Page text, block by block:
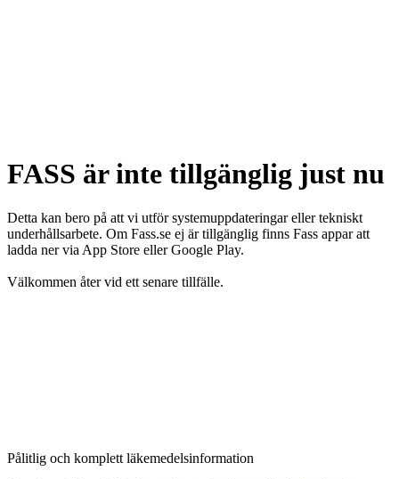
FASS är inte tillgänglig just nu
Detta kan bero på att vi utför systemuppdateringar eller tekniskt
underhållsarbete. Om Fass.se ej är tillgänglig finns Fass appar att
ladda ner via App Store eller Google Play.
Välkommen åter vid ett senare tillfälle.
Pålitlig och komplett läkemedelsinformation